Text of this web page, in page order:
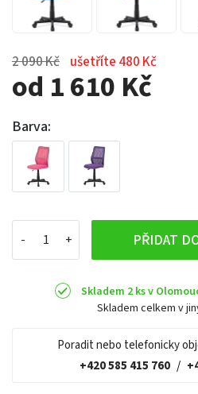
2 090 Kč ušetříte 480 Kč
od 1 610 Kč
Barva:
PŘIDAT
Skladem 2 ks v
Skladem celkem v
Poradit nebo telefonicky
+420 585 415 760 /